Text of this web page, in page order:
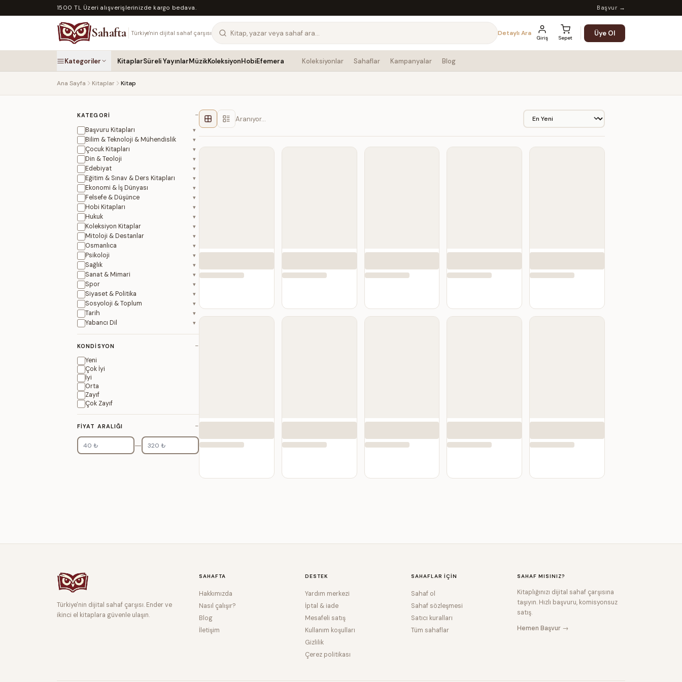
1500 TL Üzeri alışverişlerinizde kargo bedava. Başvur →
Sahafta Türkiye'nin dijital sahaf çarşısı Detaylı Ara
Giriş Sepet
Üye Ol
Kategoriler KitaplarSüreli YayınlarMüzikKoleksiyonHobiEfemera Koleksiyonlar Sahaflar Kampanyalar Blog
Ana Sayfa Kitaplar Kitap
KATEGORI −
Başvuru Kitapları ▾
Bilim & Teknoloji & Mühendislik ▾
Çocuk Kitapları ▾
Din & Teoloji ▾
Edebiyat ▾
Eğitim & Sınav & Ders Kitapları ▾
Ekonomi & İş Dünyası ▾
Felsefe & Düşünce ▾
Hobi Kitapları ▾
Hukuk ▾
Koleksiyon Kitaplar ▾
Mitoloji & Destanlar ▾
Osmanlıca ▾
Psikoloji ▾
Sağlık ▾
Sanat & Mimari ▾
Spor ▾
Siyaset & Politika ▾
Sosyoloji & Toplum ▾
Tarih ▾
Yabancı Dil ▾
KONDISYON −
Yeni
Çok İyi
İyi
Orta
Zayıf
Çok Zayıf
FIYAT ARALIĞI −
—
Aranıyor…
Türkiye'nin dijital sahaf çarşısı. Ender ve
ikinci el kitaplara güvenle ulaşın.
SAHAFTA
Hakkımızda
Nasıl çalışır?
Blog
İletişim
DESTEK
Yardım merkezi
İptal & iade
Mesafeli satış
Kullanım koşulları
Gizlilik
Çerez politikası
SAHAFLAR IÇIN
Sahaf ol
Sahaf sözleşmesi
Satıcı kuralları
Tüm sahaflar
SAHAF MISINIZ?
Kitaplığınızı dijital sahaf çarşısına
taşıyın. Hızlı başvuru, komisyonsuz
satış.
Hemen Başvur →